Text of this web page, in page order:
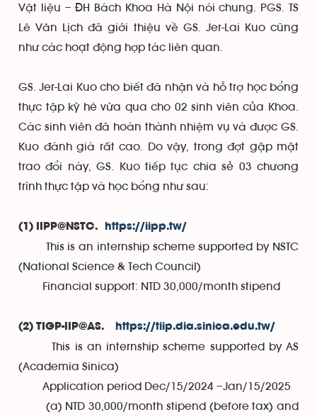
Vật liệu – ĐH Bách Khoa Hà Nội nói chung. PGS. TS
Lê Văn Lịch đã giới thiệu về GS. Jer-Lai Kuo cũng
như các hoạt động hợp tác liên quan.
GS. Jer-Lai Kuo cho biết đã nhận và hỗ trợ học bổng
thực tập kỳ hè vừa qua cho 02 sinh viên của Khoa.
Các sinh viên đã hoàn thành nhiệm vụ và được GS.
Kuo đánh giá rất cao. Do vậy, trong đợt gặp mặt
trao đổi này, GS. Kuo tiếp tục chia sẻ 03 chương
trình thực tập và học bổng như sau:
(1) IIPP@NSTC. https://iipp.tw/
This is an internship scheme supported by NSTC
(National Science & Tech Council)
Financial support: NTD 30,000/month stipend
(2) TIGP-IIP@AS. https://tiip.dia.sinica.edu.tw/
This is an internship scheme supported by AS
(Academia Sinica)
Application period Dec/15/2024 –Jan/15/2025
(a) NTD 30,000/month stipend (before tax) and